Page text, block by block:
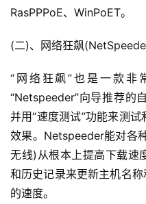
RasPPPoE、WinPoET。
(二)、网络狂飙
“网络狂飙”也是一款非
“Netspeeder”向导推荐的
并用“速度测试”功能来测
效果。Netspeeder能对各
无线)从根本上提高下载速
和历史记录来更新主机名
的速度。